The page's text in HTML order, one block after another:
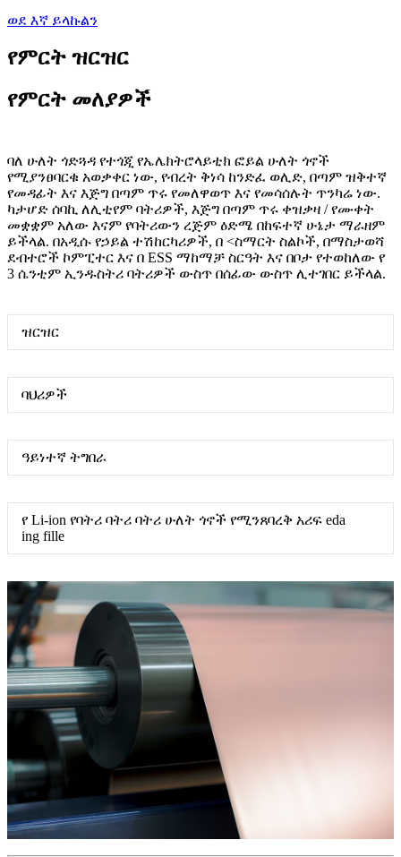
ወደ እኛ ይላኩልን
የምርት ዝርዝር
የምርት መለያዎች
ባለ ሁለት ጎድጓዳ የተጎጂ የኤሌክትሮላይቲክ ፎይል ሁለት ጎኖች
የሚያንፀባርቁ አወቃቀር ነው, የብረት ቅነሳ ከንድፈ ወሊድ, በጣም ዝቅተኛ
የመዳፊት እና እጅግ በጣም ጥሩ የመለዋወጥ እና የመሳሰሉት ጥንካሬ ነው.
ካታሆድ ሰባኪ ለሊቲየም ባትሪዎች, እጅግ በጣም ጥሩ ቀዝቃዛ / የሙቀት
መቋቋም አለው እናም የባትሪውን ረጅም ዕድሜ በከፍተኛ ሁኔታ ማራዘም
ይችላል. በአዲሱ የኃይል ተሽከርካሪዎች, በ <ስማርት ስልኮች, በማስታወሻ
ደብተሮች ኮምፒተር እና በ ESS ማከማቻ ስርዓት እና በቦታ የተወከለው የ
3 ሴንቲም ኢንዱስትሪ ባትሪዎች ውስጥ በሰፊው ውስጥ ሊተገበር ይችላል.
ዝርዝር
ባህሪዎች
ዓይነተኛ ትግበራ
የ Li-ion የባትሪ ባትሪ ባትሪ ሁለት ጎኖች የሚንጸባረቅ አሪፍ eda
ing fille